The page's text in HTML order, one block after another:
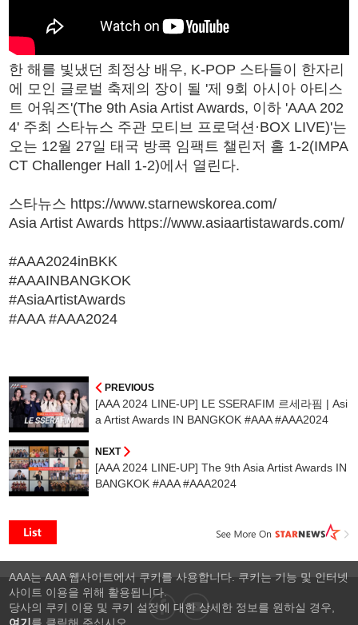
한 해를 빛냈던 최정상 배우, K-POP 스타들이 한자리
에 모인 글로벌 축제의 장이 될 '제 9회 아시아 아티스
트 어워즈'(The 9th Asia Artist Awards, 이하 'AAA 202
4' 주최 스타뉴스 주관 모티브 프로덕션·BOX LIVE)'는
오는 12월 27일 태국 방콕 임팩트 챌린저 홀 1-2(IMPA
CT Challenger Hall 1-2)에서 열린다.
스타뉴스 https://www.starnewskorea.com/
Asia Artist Awards https://www.asiaartistawards.com/
#AAA2024inBKK
#AAAINBANGKOK
#AsiaArtistAwards
#AAA #AAA2024
PREVIOUS
[AAA 2024 LINE-UP] LE SSERAFIM 르세라핌 | Asi
a Artist Awards IN BANGKOK #AAA #AAA2024
NEXT
[AAA 2024 LINE-UP] The 9th Asia Artist Awards IN
BANGKOK #AAA #AAA2024
AAA는 AAA 웹사이트에서 쿠키를 사용합니다. 쿠키는 기능 및 인터넷
사이트 이용을 위해 활용됩니다.
당사의 쿠키 이용 및 쿠키 설정에 대한 상세한 정보를 원하실 경우,
여기 를 클릭해 주십시오.